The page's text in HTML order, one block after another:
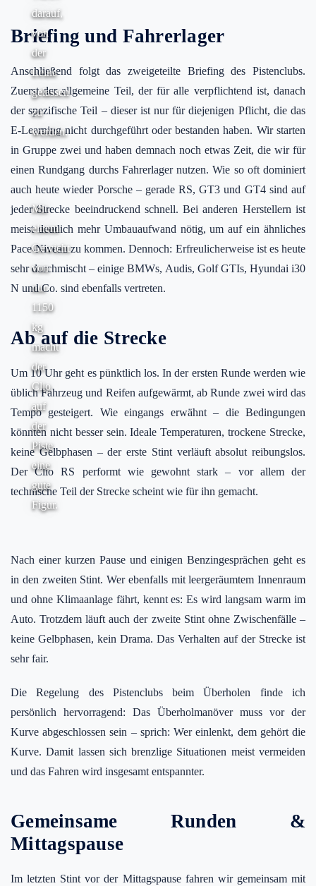
darauf,
von
der
Leine
gelassen
zu
werden.
Briefing und Fahrerlager
Anschließend folgt das zweigeteilte Briefing des Pistenclubs.
Zuerst der allgemeine Teil, der für alle verpflichtend ist, danach
der spezifische Teil – dieser ist nur für diejenigen Pflicht, die das
E-Learning nicht durchgeführt oder bestanden haben. Wir starten
in Gruppe zwei und haben demnach noch etwas Zeit, die wir für
einen Rundgang durchs Fahrerlager nutzen. Wie so oft dominiert
auch heute wieder Porsche – gerade RS, GT3 und GT4 sind auf
jeder Strecke beeindruckend schnell. Bei anderen Herstellern ist
meist deutlich mehr Umbauaufwand nötig, um auf ein ähnliches
Pace-Niveau zu kommen. Dennoch: Erfreulicherweise ist es heute
sehr durchmischt – einige BMWs, Audis, Golf GTIs, Hyundai i30
N und Co. sind ebenfalls vertreten.
Ab auf die Strecke
Um 10 Uhr geht es pünktlich los. In der ersten Runde werden wie
üblich Fahrzeug und Reifen aufgewärmt, ab Runde zwei wird das
Tempo gesteigert. Wie eingangs erwähnt – die Bedingungen
könnten nicht besser sein. Ideale Temperaturen, trockene Strecke,
keine Gelbphasen – der erste Stint verläuft absolut reibungslos.
Der Clio RS performt wie gewohnt stark – vor allem der
technische Teil der Strecke scheint wie für ihn gemacht.
Mit
einem
Gewicht
von
nur
1150
kg
macht
der
Clio
auf
der
Piste
eine
gute
Figur.
Nach einer kurzen Pause und einigen Benzingesprächen geht es
in den zweiten Stint. Wer ebenfalls mit leergeräumtem Innenraum
und ohne Klimaanlage fährt, kennt es: Es wird langsam warm im
Auto. Trotzdem läuft auch der zweite Stint ohne Zwischenfälle –
keine Gelbphasen, kein Drama. Das Verhalten auf der Strecke ist
sehr fair.
Die Regelung des Pistenclubs beim Überholen finde ich
persönlich hervorragend: Das Überholmanöver muss vor der
Kurve abgeschlossen sein – sprich: Wer einlenkt, dem gehört die
Kurve. Damit lassen sich brenzlige Situationen meist vermeiden
und das Fahren wird insgesamt entspannter.
Gemeinsame Runden &
Mittagspause
Im letzten Stint vor der Mittagspause fahren wir gemeinsam mit